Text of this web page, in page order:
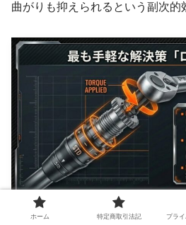
曲がりも抑えられるという副次的
ホーム 特定商取引法記 プラ